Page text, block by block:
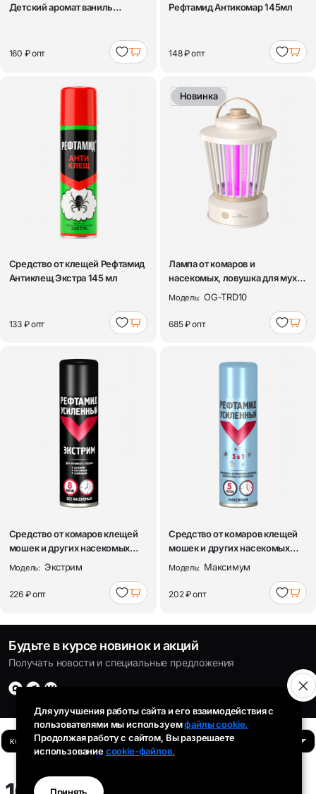
Детский аромат ваниль
160 ₽опт
Рефтамид Антикомар 145мл
148 ₽опт
Средство от клещей Рефтамид
Антиклещ Экстра 145 мл
133 ₽опт
Новинка
Лампа от комаров и
насекомых, ловушка для мух,
комаров, анти...
Модель: OG-TRD10
685 ₽опт
Средство от комаров клещей
мошек и других насекомых
Рефтамид...
Модель: Экстрим
226 ₽опт
Средство от комаров клещей
мошек и других насекомых
Рефтамид...
Модель: Максимум
202 ₽опт
Будьте в курсе новинок и акций
Получать новости и специальные предложения
Время работы:
Для улучшения работы сайта и его взаимодействия с
пользователями мы используемфайлы cookie.
Продолжая работу с сайтом, Вы разрешаете
использованиеcookie-файлов.
Принять